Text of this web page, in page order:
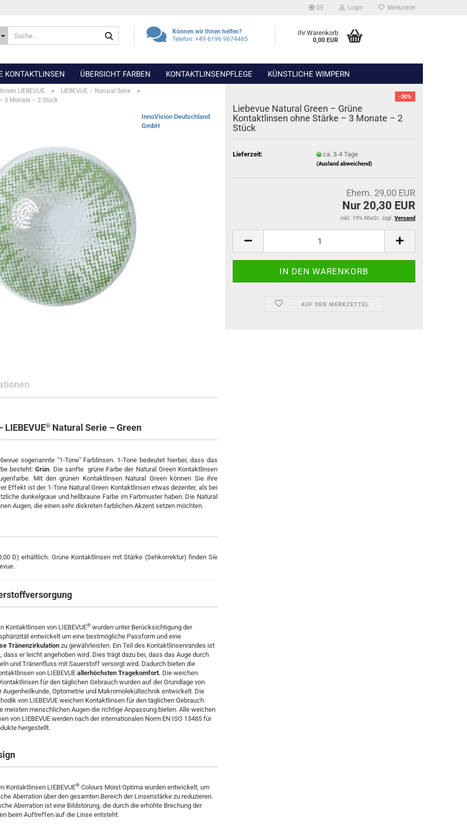
DE Login Merkzettel
Können wir Ihnen helfen?
Telefon: +49 6196 9674465
Ihr Warenkorb
0,00 EUR
KONTAKTLINSEN ÜBERSICHT FARBEN KONTAKTLINSENPFLEGE KÜNSTLICHE WIMPERN
LIEBEVUE » LIEBEVUE – Natural Serie »
3 Monate – 2 Stück
InnoVision Deutschland
GmbH
-30%
Liebevue Natural Green – Grüne
Kontaktlinsen ohne Stärke – 3 Monate – 2
Stück
Lieferzeit: ca. 3-4 Tage
(Ausland abweichend)
Ehem. 29,00 EUR
Nur 20,30 EUR
inkl. 19% MwSt. zzgl. Versand
AUF DEN MERKZETTEL
® Natural Serie – Green
sogenannte "1-Tone" Farblinsen. 1-Tone bedeutet hierbei, dass das
besteht:Grün. Die sanfte grüne Farbe der Natural Green Kontaktlinsen
Mit den grünen Kontaktlinsen Natural Green können Sie ihre
Effekt ist der 1-Tone Natural Green Kontaktlinsen etwas dezenter, als bei
dunkelgraue und hellbraune Farbe im Farbmuster haben. Die Natural
Augen, die einen sehr diskreten farblichen Akzent setzen möchten.
D) erhältlich. Grüne Kontaktlinsen mit Stärke (Sehkorrektur) finden Sie
Kontaktlinsen von LIEBEVUE® wurden unter Berücksichtigung der
entwickelt um eine bestmögliche Passform und eine
Tränenzirkulationzu gewährleisten. Ein Teil des Kontaktlinsenrandes ist
dass er leicht angehoben wird. Dies trägt dazu bei, dass das Auge durch
und Tränenfluss mit Sauerstoff versorgt wird. Dadurch bieten die
von LIEBEVUEallerhöchsten Tragekomfort. Die weichen
Kontaktlinsen für den täglichen Gebrauch wurden auf der Grundlage von
Augenheilkunde, Optometrie und Makromolekültechnik entwickelt. Die
von LIEBEVUE weichen Kontaktlinsen für den täglichen Gebrauch
meisten menschlichen Augen die richtige Anpassung bieten. Alle weichen
von LIEBEVUE werden nach der internationalen Norm EN ISO 13485 für
hergestellt.
Kontaktlinsen LIEBEVUE® Colours Moist Optima wurden entwickelt, um
Aberration über den gesamten Bereich der Linsenstärke zu reduzieren.
Aberration ist eine Bildstörung, die durch die erhöhte Brechung der
beim Auftreffen auf die Linse entsteht.